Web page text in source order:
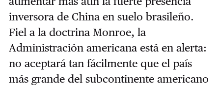
inversora de China en suelo brasileño.
Fiel a la doctrina Monroe, la
Administración americana está en alerta:
no aceptará tan fácilmente que el país
más grande del subcontinente americano